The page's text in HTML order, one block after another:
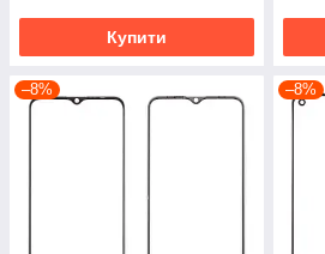
Купити
–8% –8%